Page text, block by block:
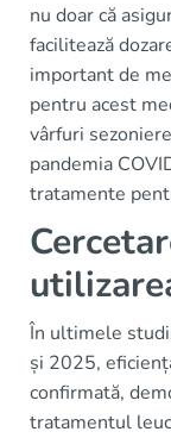
nu doar că
facilitează
important de
pentru acest
vârfuri
pandemia
tratamente
În ultimele
și 2025,
confirmată,
tratamentul